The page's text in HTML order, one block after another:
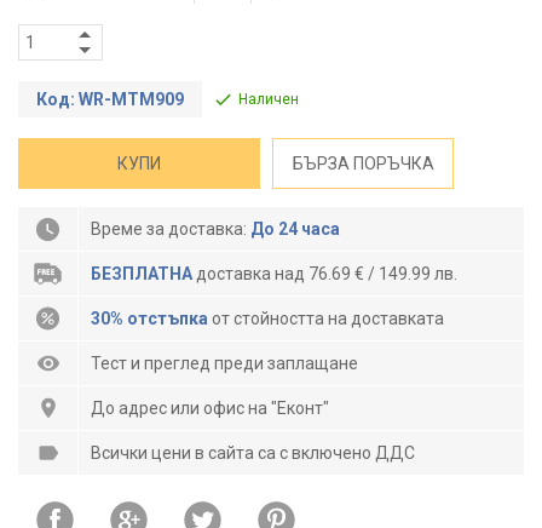
Код: WR-MTM909 Наличен
КУПИ БЪРЗА ПОРЪЧКА
Време за доставка: До 24 часа
БЕЗПЛАТНА доставка над 76.69 € / 149.99 лв.
30% отстъпка от стойността на доставката
Тест и преглед преди заплащане
До адрес или офис на "Еконт"
Всички цени в сайта са с включено ДДС